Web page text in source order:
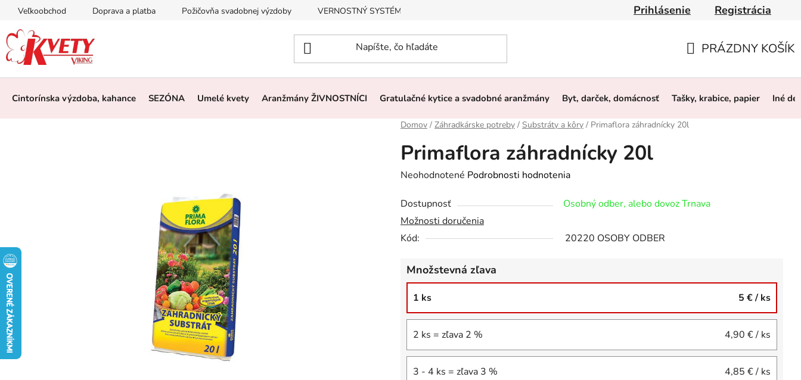
Prejsť
obsah
Veľkoobchod Doprava a platba Požičovňa svadobnej výzdoby VERNOSTNÝ SYSTÉM, ZĽAVY Obchodné podmienky Ochrana osobných údajov
Prihlásenie Registrácia
KOŠÍK
PRÁZDNY KOŠÍK
Cintorínska výzdoba, kahance SEZÓNA Umelé kvety Aranžmány ŽIVNOSTNÍCI Gratulačné kytice a svadobné aranžmány Byt, darček, domácnosť Tašky, krabice, papier Iné
Domov / Záhradkárske potreby / Substráty a kôry / Primaflora záhradnícky 20l
Primaflora záhradnícky 20l
Priemerné
produktu
je
0,0
hviezdičiek.
Neohodnotené Podrobnosti hodnotenia
Dostupnosť
Osobný odber, alebo dovoz Trnava
Možnosti doručenia
Kód:
20220 OSOBY ODBER
Množstevná zľava
1 ks 5 €/ ks
2 ks = zľava 2 % 4,90 €/ ks
3 - 4 ks = zľava 3 % 4,85 €/ ks